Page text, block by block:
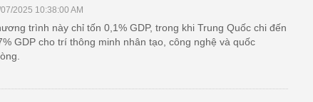
2025 10:38:00 AM
trình này chỉ tốn 0,1% GDP, trong khi Trung Quốc chi đến
GDP cho trí thông minh nhân tạo, công nghệ và quốc